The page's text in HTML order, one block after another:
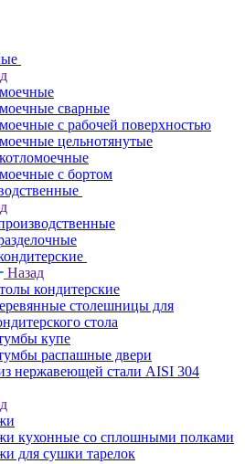
сварные
с рабочей поверхностью
цельнотянутые
с бортом
Назад
кондитерские
столешницы для
стола
купе
распашные двери
нержавеющей стали AISI 304
кухонные со сплошными полками
для сушки тарелок